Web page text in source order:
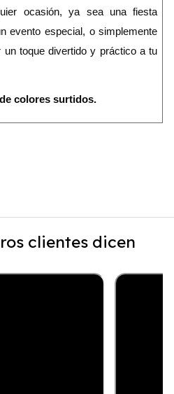
ocasión, ya sea una fiesta
evento especial, o simplemente
un toque divertido y práctico a tu
colores surtidos.
clientes dicen